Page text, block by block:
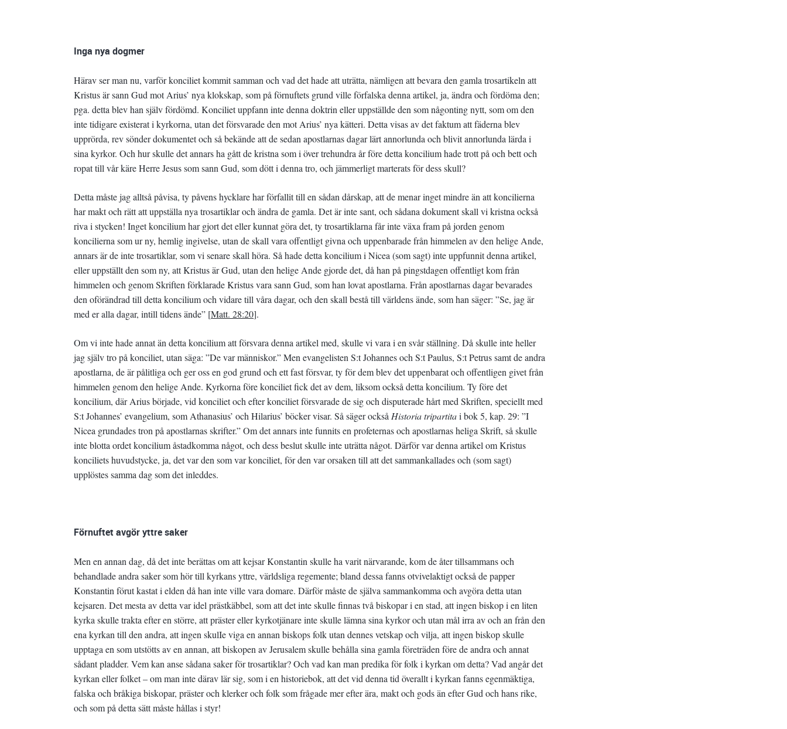
Inga nya dogmer
Härav ser man nu, varför konciliet kommit samman och vad det hade att uträtta, nämligen att bevara den gamla trosartikeln att
Kristus är sann Gud mot Arius’ nya klokskap, som på förnuftets grund ville förfalska denna artikel, ja, ändra och fördöma den;
pga. detta blev han själv fördömd. Konciliet uppfann inte denna doktrin eller uppställde den som någonting nytt, som om den
inte tidigare existerat i kyrkorna, utan det försvarade den mot Arius’ nya kätteri. Detta visas av det faktum att fäderna blev
upprörda, rev sönder dokumentet och så bekände att de sedan apostlarnas dagar lärt annorlunda och blivit annorlunda lärda i
sina kyrkor. Och hur skulle det annars ha gått de kristna som i över trehundra år före detta koncilium hade trott på och bett och
ropat till vår käre Herre Jesus som sann Gud, som dött i denna tro, och jämmerligt marterats för dess skull?
Detta måste jag alltså påvisa, ty påvens hycklare har förfallit till en sådan dårskap, att de menar inget mindre än att koncilierna
har makt och rätt att uppställa nya trosartiklar och ändra de gamla. Det är inte sant, och sådana dokument skall vi kristna också
riva i stycken! Inget koncilium har gjort det eller kunnat göra det, ty trosartiklarna får inte växa fram på jorden genom
koncilierna som ur ny, hemlig ingivelse, utan de skall vara offentligt givna och uppenbarade från himmelen av den helige Ande,
annars är de inte trosartiklar, som vi senare skall höra. Så hade detta koncilium i Nicea (som sagt) inte uppfunnit denna artikel,
eller uppställt den som ny, att Kristus är Gud, utan den helige Ande gjorde det, då han på pingstdagen offentligt kom från
himmelen och genom Skriften förklarade Kristus vara sann Gud, som han lovat apostlarna. Från apostlarnas dagar bevarades
den oförändrad till detta koncilium och vidare till våra dagar, och den skall bestå till världens ände, som han säger: ”Se, jag är
med er alla dagar, intill tidens ände” [Matt. 28:20].
Om vi inte hade annat än detta koncilium att försvara denna artikel med, skulle vi vara i en svår ställning. Då skulle inte heller
jag själv tro på konciliet, utan säga: ”De var människor.” Men evangelisten S:t Johannes och S:t Paulus, S:t Petrus samt de andra
apostlarna, de är pålitliga och ger oss en god grund och ett fast försvar, ty för dem blev det uppenbarat och offentligen givet från
himmelen genom den helige Ande. Kyrkorna före konciliet fick det av dem, liksom också detta koncilium. Ty före det
koncilium, där Arius började, vid konciliet och efter konciliet försvarade de sig och disputerade hårt med Skriften, speciellt med
S:t Johannes’ evangelium, som Athanasius’ och Hilarius’ böcker visar. Så säger också Historia tripartitai bok 5, kap. 29: ”I
Nicea grundades tron på apostlarnas skrifter.” Om det annars inte funnits en profeternas och apostlarnas heliga Skrift, så skulle
inte blotta ordet koncilium åstadkomma något, och dess beslut skulle inte uträtta något. Därför var denna artikel om Kristus
konciliets huvudstycke, ja, det var den som var konciliet, för den var orsaken till att det sammankallades och (som sagt)
upplöstes samma dag som det inleddes.
Förnuftet avgör yttre saker
Men en annan dag, då det inte berättas om att kejsar Konstantin skulle ha varit närvarande, kom de åter tillsammans och
behandlade andra saker som hör till kyrkans yttre, världsliga regemente; bland dessa fanns otvivelaktigt också de papper
Konstantin förut kastat i elden då han inte ville vara domare. Därför måste de själva sammankomma och avgöra detta utan
kejsaren. Det mesta av detta var idel prästkäbbel, som att det inte skulle finnas två biskopar i en stad, att ingen biskop i en liten
kyrka skulle trakta efter en större, att präster eller kyrkotjänare inte skulle lämna sina kyrkor och utan mål irra av och an från den
ena kyrkan till den andra, att ingen skulIe viga en annan biskops folk utan dennes vetskap och vilja, att ingen biskop skulle
upptaga en som utstötts av en annan, att biskopen av Jerusalem skulle behålla sina gamla företräden före de andra och annat
sådant pladder. Vem kan anse sådana saker för trosartiklar? Och vad kan man predika för folk i kyrkan om detta? Vad angår det
kyrkan eller folket – om man inte därav lär sig, som i en historiebok, att det vid denna tid överallt i kyrkan fanns egenmäktiga,
falska och bråkiga biskopar, präster och klerker och folk som frågade mer efter ära, makt och gods än efter Gud och hans rike,
och som på detta sätt måste hållas i styr!